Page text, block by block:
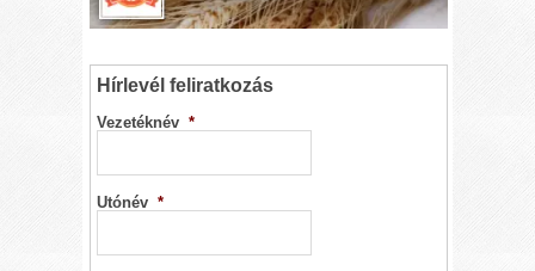
Hírlevél feliratkozás
Vezetéknév *
Utónév *